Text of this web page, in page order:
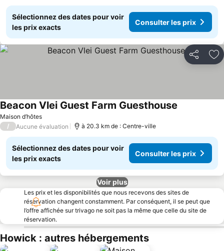
Sélectionnez des dates pour voir
les prix exacts
Consulter les prix
Partager
Maison d’hôtes
Beacon Vlei Guest Farm Guesthouse
/ Aucune évaluation à 20.3 km de : Centre-ville
Sélectionnez des dates pour voir
les prix exacts
Consulter les prix
Voir plus
Les prix et les disponibilités que nous recevons des sites de
réservation changent constamment. Par conséquent, il se peut que
l’offre affichée sur trivago ne soit pas la même que celle du site de
réservation.
Howick : autres hébergements